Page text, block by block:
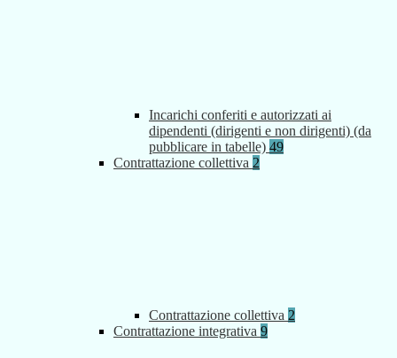
Incarichi conferiti e autorizzati ai
dipendenti (dirigenti e non dirigenti) (da
pubblicare in tabelle) 49
Contrattazione collettiva 2
Contrattazione collettiva 2
Contrattazione integrativa 9